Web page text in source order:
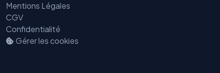
Mentions Légales
CGV
Confidentialité
Gérer les cookies